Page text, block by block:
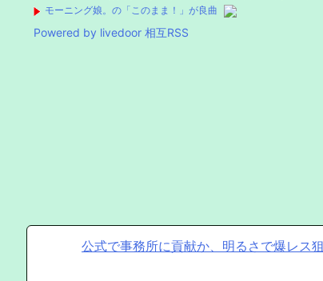
モーニング娘。の「このまま！」が良曲
Powered by livedoor 相互RSS
公式で事務所に貢献か、明るさで爆レス